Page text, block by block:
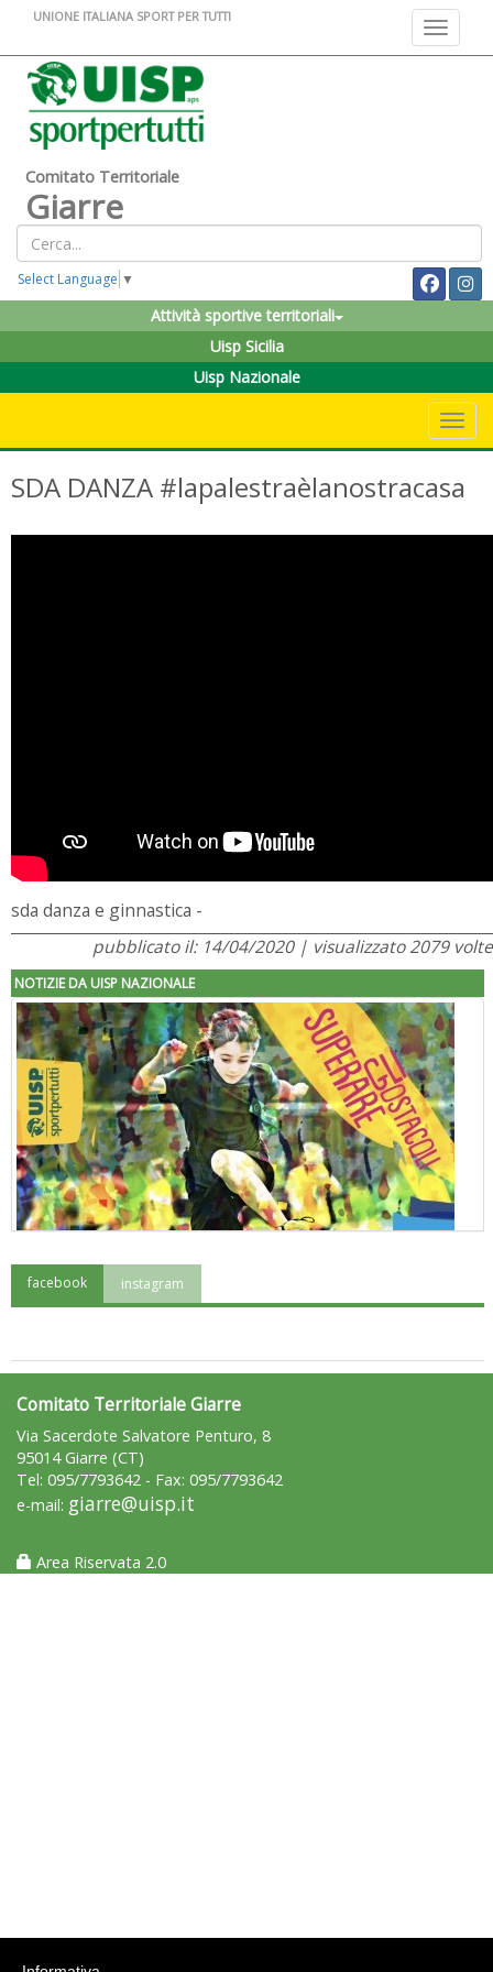
Toggle
UNIONE ITALIANA SPORT PER TUTTI
Comitato Territoriale
Giarre
Select Language ▼
Attività sportive territoriali
Uisp Sicilia
Uisp Nazionale
SDA DANZA #lapalestraèlanostracasa
sda danza e ginnastica -
pubblicato il: 14/04/2020 | visualizzato 2079 volte
NOTIZIE DA UISP NAZIONALE
"Superare gli ostacoli": la relazione di Tiziano Pesce al CN Uisp
facebook instagram
Comitato Territoriale Giarre
Via Sacerdote Salvatore Penturo, 8
95014 Giarre (CT)
Tel: 095/7793642 - Fax: 095/7793642
e-mail: giarre@uisp.it
Area Riservata 2.0